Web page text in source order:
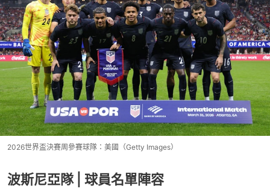
2026世界盃決賽周參賽球隊：美國（Getty Images）
波斯尼亞隊 | 球員名單陣容